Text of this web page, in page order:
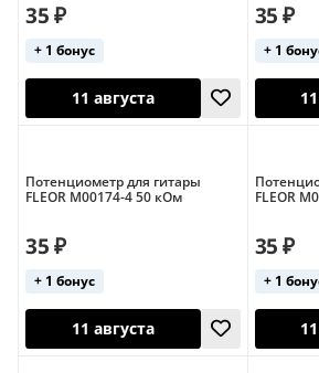
11 августа
35 ₽
+ 1 бонус
35 ₽
+ 1
Потенциометр для гитары
FLEOR M00174-4 50 кОм
35 ₽
+ 1 бонус
FLEOR
35 ₽
+ 1